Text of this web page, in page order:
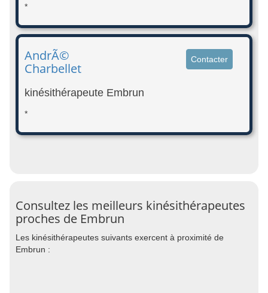
*
AndrÃ©
Charbellet
Contacter
kinésithérapeute Embrun
*
Consultez les meilleurs kinésithérapeutes
proches de Embrun
Les kinésithérapeutes suivants exercent à proximité de
Embrun :